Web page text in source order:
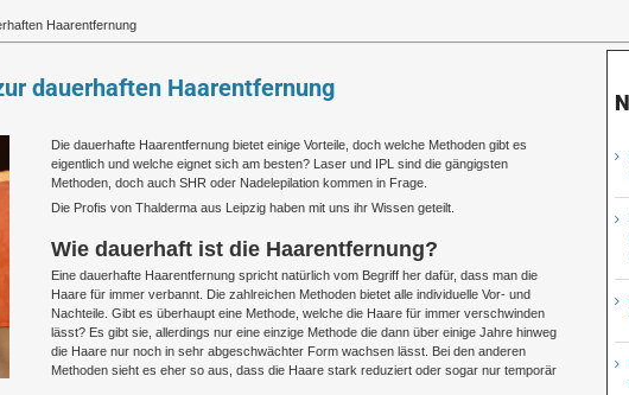
Haarentfernung
dauerhaften Haarentfernung
Die dauerhafte Haarentfernung bietet einige Vorteile, doch welche Methoden gibt es
eigentlich und welche eignet sich am besten? Laser und IPL sind die gängigsten
Methoden, doch auch SHR oder Nadelepilation kommen in Frage.
Die Profis von Thalderma aus Leipzig haben mit uns ihr Wissen geteilt.
Wie dauerhaft ist die Haarentfernung?
Eine dauerhafte Haarentfernung spricht natürlich vom Begriff her dafür, dass man die
Haare für immer verbannt. Die zahlreichen Methoden bietet alle individuelle Vor- und
Nachteile. Gibt es überhaupt eine Methode, welche die Haare für immer verschwinden
lässt? Es gibt sie, allerdings nur eine einzige Methode die dann über einige Jahre hinweg
die Haare nur noch in sehr abgeschwächter Form wachsen lässt. Bei den anderen
Methoden sieht es eher so aus, dass die Haare stark reduziert oder sogar nur temporär